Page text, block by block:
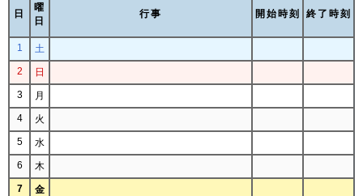
日
曜
日
行事 開始時刻 終了時刻
1
土
2
日
3
月
4
火
5
水
6
木
7
金